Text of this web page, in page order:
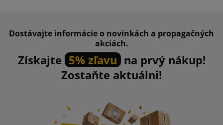
Dostávajte informácie o novinkách a propagačných
akciách.
Získajte 5% zľavu na prvý nákup!
Zostaňte aktuálni!